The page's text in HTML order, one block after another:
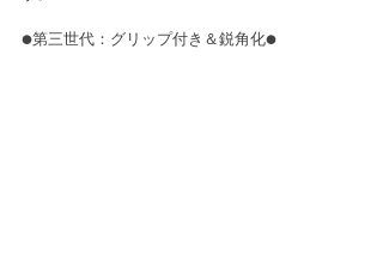
●第三世代：グリップ付き＆鋭角化●